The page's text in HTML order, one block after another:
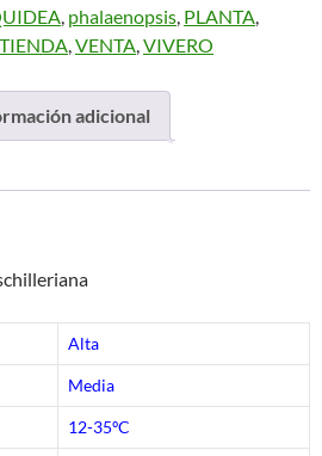
, phalaenopsis, PLANTA,
TIENDA,VENTA,VIVERO
adicional
Alta
Media
12-35ºC